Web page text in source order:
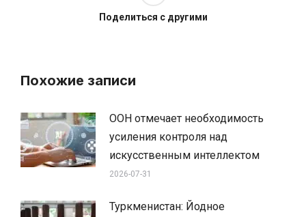
Поделиться с другими
Похожие записи
ООН отмечает необходимость
усиления контроля над
искусственным интеллектом
2026-07-31
Туркменистан: Йодное